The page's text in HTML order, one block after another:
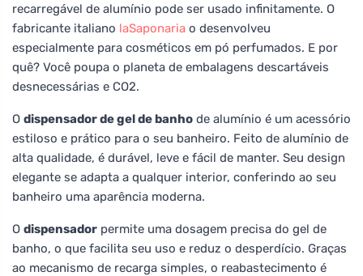
recarregável de alumínio pode ser usado infinitamente. O
fabricante italiano laSaponaria o desenvolveu
especialmente para cosméticos em pó perfumados. E por
quê? Você poupa o planeta de embalagens descartáveis
desnecessárias e CO2.
O dispensador de gel de banho de alumínio é um acessório
estiloso e prático para o seu banheiro. Feito de alumínio de
alta qualidade, é durável, leve e fácil de manter. Seu design
elegante se adapta a qualquer interior, conferindo ao seu
banheiro uma aparência moderna.
O dispensador permite uma dosagem precisa do gel de
banho, o que facilita seu uso e reduz o desperdício. Graças
ao mecanismo de recarga simples, o reabastecimento é